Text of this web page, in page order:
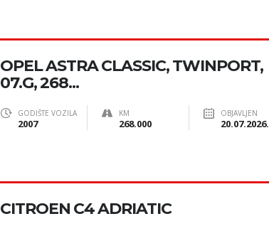
OPEL ASTRA CLASSIC, TWINPORT,
07.G, 268...
GODIŠTE VOZILA
2007
KM
268.000
OBJAVLJEN
20.07.2026.
CITROEN C4 ADRIATIC